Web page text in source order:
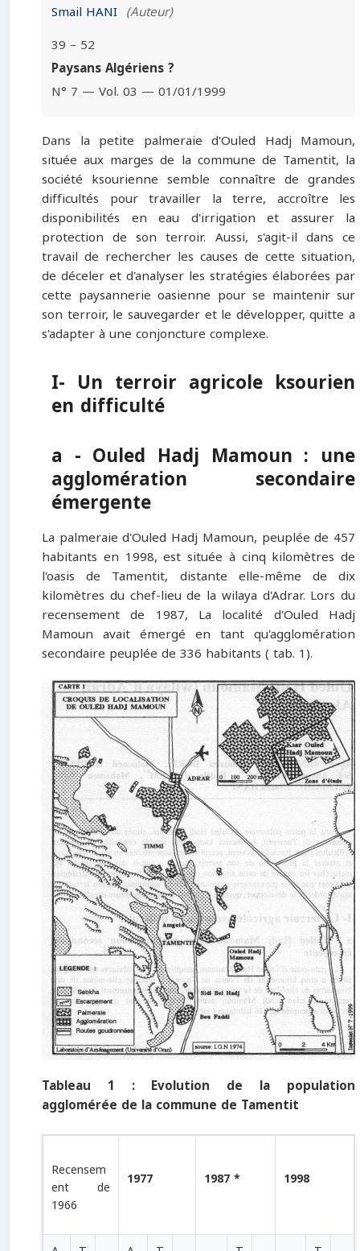
Smail HANI (Auteur)
39 – 52
Paysans Algériens ?
N° 7 — Vol. 03 — 01/01/1999
Dans la petite palmeraie d'Ouled Hadj Mamoun,
située aux marges de la commune de Tamentit, la
société ksourienne semble connaître de grandes
difficultés pour travailler la terre, accroître les
disponibilités en eau d'irrigation et assurer la
protection de son terroir. Aussi, s'agit-il dans ce
travail de rechercher les causes de cette situation,
de déceler et d'analyser les stratégies élaborées par
cette paysannerie oasienne pour se maintenir sur
son terroir, le sauvegarder et le développer, quitte a
s'adapter à une conjoncture complexe.
I- Un terroir agricole ksourien
en difficulté
a - Ouled Hadj Mamoun : une
agglomération secondaire
émergente
La palmeraie d'Ouled Hadj Mamoun, peuplée de 457
habitants en 1998, est située à cinq kilomètres de
l'oasis de Tamentit, distante elle-même de dix
kilomètres du chef-lieu de la wilaya d'Adrar. Lors du
recensement de 1987, La localité d'Ouled Hadj
Mamoun avait émergé en tant qu'agglomération
secondaire peuplée de 336 habitants ( tab. 1).
Tableau 1 : Evolution de la population
agglomérée de la commune de Tamentit
Recensem
ent de
1966
1977 1987 * 1998